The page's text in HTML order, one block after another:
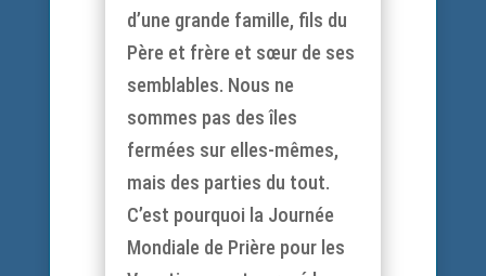
d’une grande famille, fils du
Père et frère et sœur de ses
semblables. Nous ne
sommes pas des îles
fermées sur elles-mêmes,
mais des parties du tout.
C’est pourquoi la Journée
Mondiale de Prière pour les